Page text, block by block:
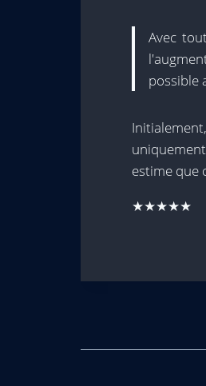
Avec
possible
estime que
★★★★★